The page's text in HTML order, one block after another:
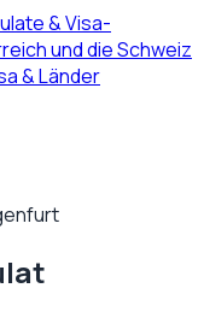
& Visa-
und die Schweiz
& Länder